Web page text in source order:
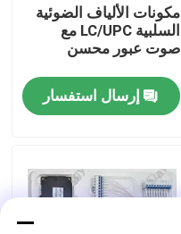
مكونات الألياف الضوئية
السلبية LC/UPC مع
صوت عبور محسن
إرسال استفسار